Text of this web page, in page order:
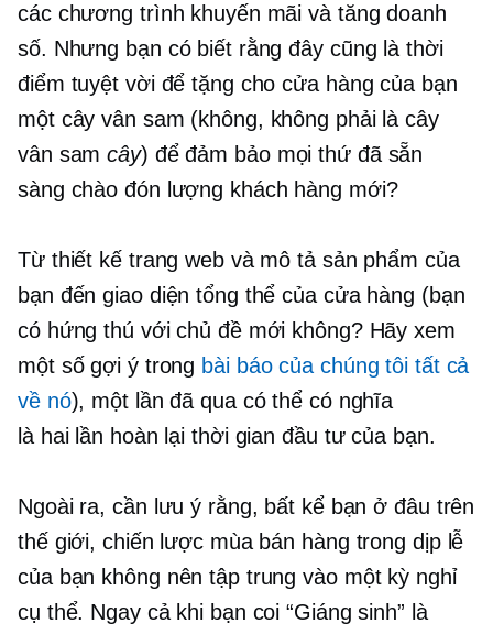
các chương trình khuyến mãi và tăng doanh
số. Nhưng bạn có biết rằng đây cũng là thời
điểm tuyệt vời để tặng cho cửa hàng của bạn
một cây vân sam (không, không phải là cây
vân samcây) để đảm bảo mọi thứ đã sẵn
sàng chào đón lượng khách hàng mới?
Từ thiết kế trang web và mô tả sản phẩm của
bạn đến giao diện tổng thể của cửa hàng (bạn
có hứng thú với chủ đề mới không? Hãy xem
một số gợi ý trong bài báo của chúng tôi tất cả
về nó), một lần đã qua có thể có nghĩa
là hai lần hoàn lại thời gian đầu tư của bạn.
Ngoài ra, cần lưu ý rằng, bất kể bạn ở đâu trên
thế giới, chiến lược mùa bán hàng trong dịp lễ
của bạn không nên tập trung vào một kỳ nghỉ
cụ thể. Ngay cả khi bạn coi “Giáng sinh” là